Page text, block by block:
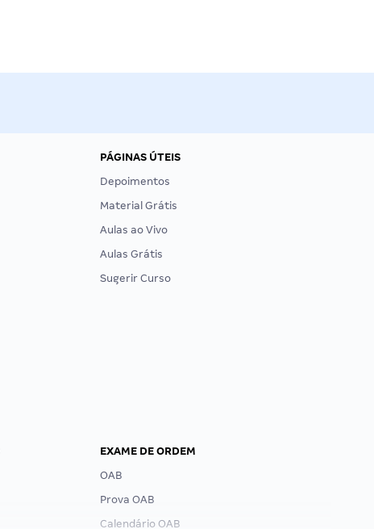
PÁGINAS ÚTEIS
Depoimentos
Material Grátis
Aulas ao Vivo
Aulas Grátis
Sugerir Curso
EXAME DE ORDEM
OAB
Prova OAB
Calendário OAB